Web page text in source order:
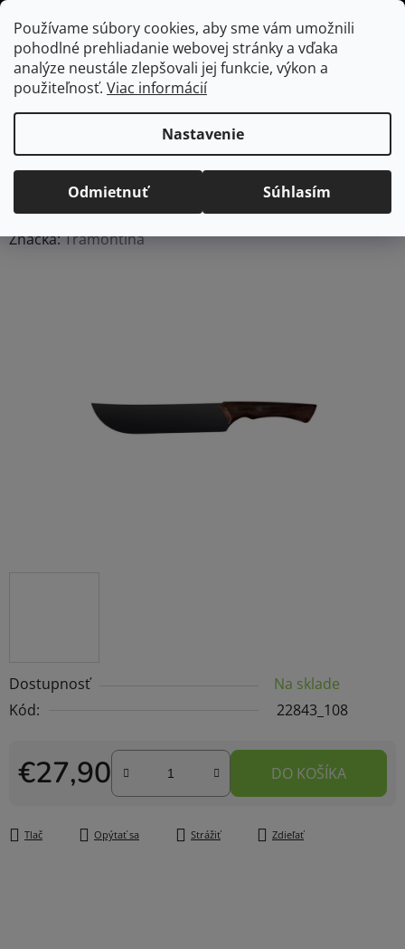
Používame súbory cookies, aby sme vám umožnili
pohodlné prehliadanie webovej stránky a vďaka
analýze neustále zlepšovali jej funkcie, výkon a
použiteľnosť. Viac informácií
Nastavenie
Odmietnuť Súhlasím
Prejsť
na
obsah
Hľadať
Domov
/ Kuchyňa / Kuchynské nože / Samostatné nože
Nôž na mäso
Tramontina Churrasco Black FSC - 20 cm
Dostupnosť
Na sklade
Kód:
22843_108
€27,90
Jednotková cena:
DO KOŠÍKA
Tlač Opýtať sa Strážiť Zdieľať
Nôž na mäso Tramontina
Churrasco Black FSC - 20
cm
Priemerné
hodnotenie
NeohodnotenéPodrobnosti hodnotenia
Značka:Tramontina